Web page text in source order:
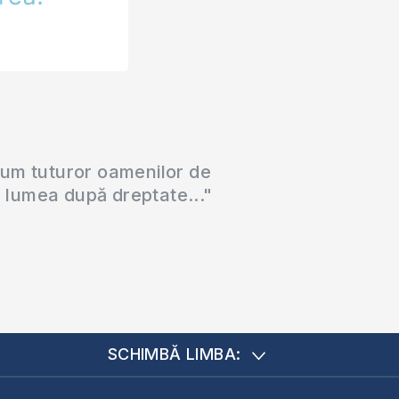
tuturor oamenilor de
după dreptate..."
SCHIMBĂ LIMBA: